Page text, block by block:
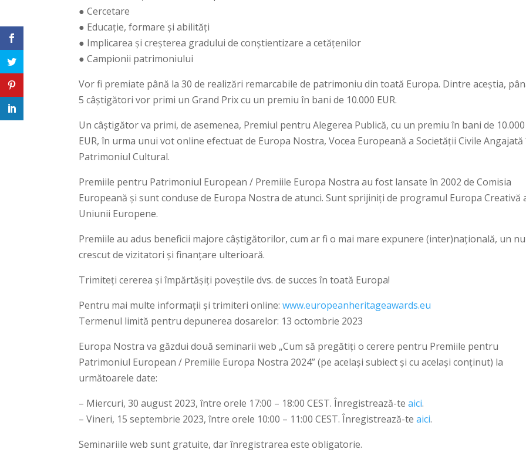
● Cercetare
● Educație, formare și abilități
● Implicarea și creșterea gradului de conștientizare a cetățenilor
● Campionii patrimoniului
Vor fi premiate până la 30 de realizări remarcabile de patrimoniu din toată Europa. Dintre aceștia,
5 câștigători vor primi un Grand Prix cu un premiu în bani de 10.000 EUR.
Un câștigător va primi, de asemenea, Premiul pentru Alegerea Publică, cu un premiu în bani de 10.000
EUR, în urma unui vot online efectuat de Europa Nostra, Vocea Europeană a Societății Civile Angajată
Patrimoniul Cultural.
Premiile pentru Patrimoniul European / Premiile Europa Nostra au fost lansate în 2002 de Comisia
Europeană și sunt conduse de Europa Nostra de atunci. Sunt sprijiniți de programul Europa Creativă
Uniunii Europene.
Premiile au adus beneficii majore câștigătorilor, cum ar fi o mai mare expunere (inter)națională, un
crescut de vizitatori și finanțare ulterioară.
Trimiteți cererea și împărtășiți poveștile dvs. de succes în toată Europa!
Pentru mai multe informații și trimiteri online:www.europeanheritageawards.eu
Termenul limită pentru depunerea dosarelor: 13 octombrie 2023
Europa Nostra va găzdui două seminarii web „Cum să pregătiți o cerere pentru Premiile pentru
Patrimoniul European / Premiile Europa Nostra 2024” (pe același subiect și cu același conținut) la
următoarele date:
– Miercuri, 30 august 2023, între orele 17:00 – 18:00 CEST. Înregistrează-teaici.
– Vineri, 15 septembrie 2023, între orele 10:00 – 11:00 CEST. Înregistrează-teaici.
Seminariile web sunt gratuite, dar înregistrarea este obligatorie.